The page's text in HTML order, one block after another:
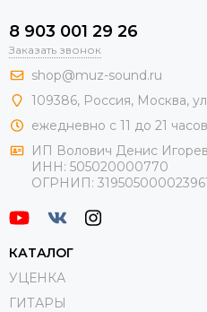
8 903 001 29 26
Заказать звонок
shop@muz-sound.ru
109386, Россия, Москва,
ежедневно с 11 до 21 часов
ИП Волович Денис
ИНН: 505020000770
ОГРНИП:
КАТАЛОГ
УЦЕНКА
ГИТАРЫ